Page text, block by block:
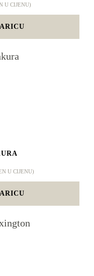
U CIJENU)
U CIJENU)